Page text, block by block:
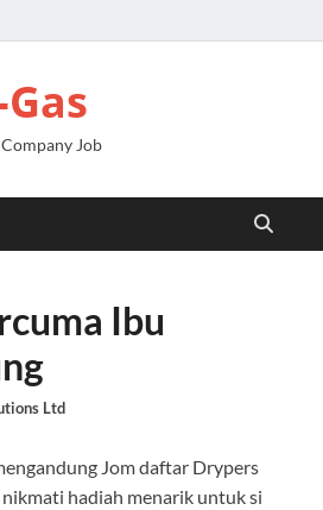
Job
Ibu
Ltd
Jom daftar Drypers
hadiah menarik untuk si